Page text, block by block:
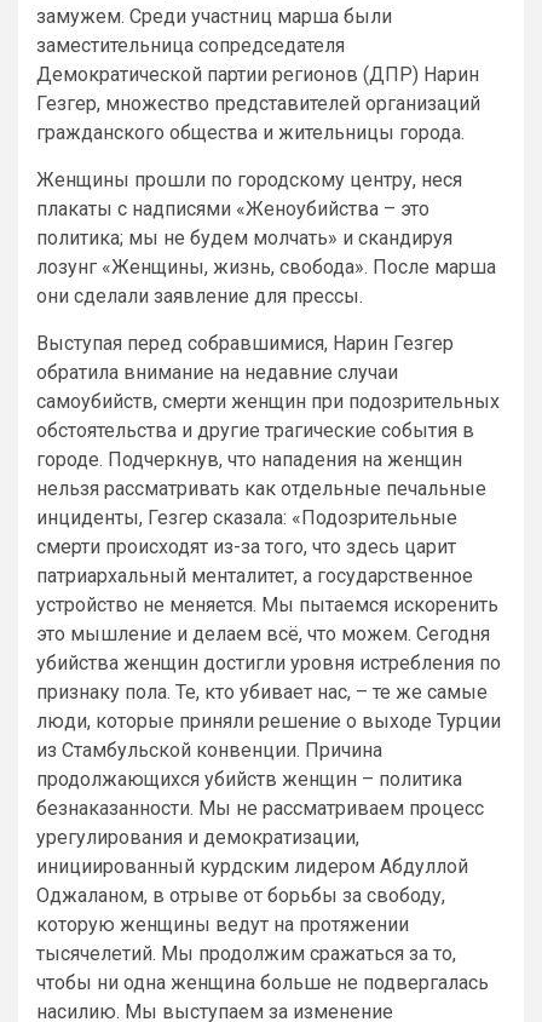
замужем. Среди участниц марша были
заместительница сопредседателя
Демократической партии регионов (ДПР) Нарин
Гезгер, множество представителей организаций
гражданского общества и жительницы города.
Женщины прошли по городскому центру, неся
плакаты с надписями «Женоубийства – это
политика; мы не будем молчать» и скандируя
лозунг «Женщины, жизнь, свобода». После марша
они сделали заявление для прессы.
Выступая перед собравшимися, Нарин Гезгер
обратила внимание на недавние случаи
самоубийств, смерти женщин при подозрительных
обстоятельства и другие трагические события в
городе. Подчеркнув, что нападения на женщин
нельзя рассматривать как отдельные печальные
инциденты, Гезгер сказала: «Подозрительные
смерти происходят из-за того, что здесь царит
патриархальный менталитет, а государственное
устройство не меняется. Мы пытаемся искоренить
это мышление и делаем всё, что можем. Сегодня
убийства женщин достигли уровня истребления по
признаку пола. Те, кто убивает нас, – те же самые
люди, которые приняли решение о выходе Турции
из Стамбульской конвенции. Причина
продолжающихся убийств женщин – политика
безнаказанности. Мы не рассматриваем процесс
урегулирования и демократизации,
инициированный курдским лидером Абдуллой
Оджаланом, в отрыве от борьбы за свободу,
которую женщины ведут на протяжении
тысячелетий. Мы продолжим сражаться за то,
чтобы ни одна женщина больше не подвергалась
насилию. Мы выступаем за изменение